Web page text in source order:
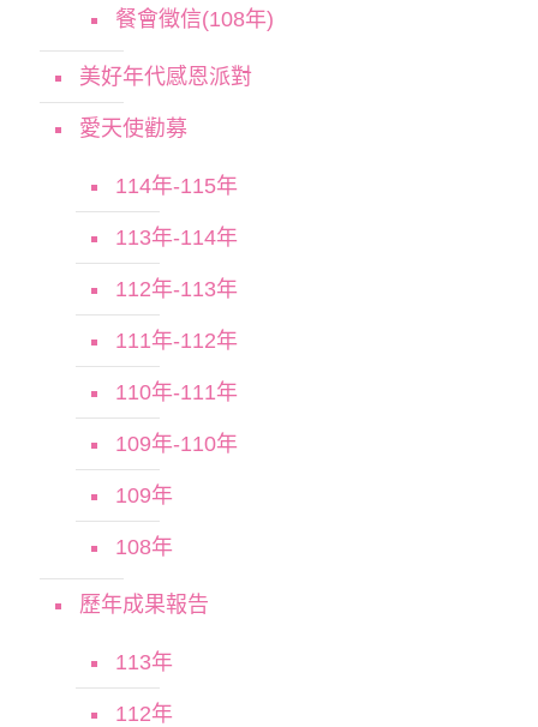
餐會徵信(108年)
美好年代感恩派對
愛天使勸募
114年-115年
113年-114年
112年-113年
111年-112年
110年-111年
109年-110年
109年
108年
歷年成果報告
113年
112年